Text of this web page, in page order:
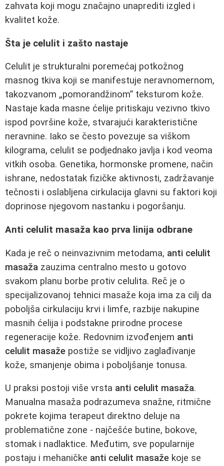
zahvata koji mogu značajno unaprediti izgled i
kvalitet kože.
Šta je celulit i zašto nastaje
Celulit je strukturalni poremećaj potkožnog
masnog tkiva koji se manifestuje neravnomernom,
takozvanom „pomorandžinom” teksturom kože.
Nastaje kada masne ćelije pritiskaju vezivno tkivo
ispod površine kože, stvarajući karakteristične
neravnine. Iako se često povezuje sa viškom
kilograma, celulit se podjednako javlja i kod veoma
vitkih osoba. Genetika, hormonske promene, način
ishrane, nedostatak fizičke aktivnosti, zadržavanje
tečnosti i oslabljena cirkulacija glavni su faktori koji
doprinose njegovom nastanku i pogoršanju.
Anti celulit masaža kao prva linija odbrane
Kada je reč o neinvazivnim metodama, anti celulit
masaža zauzima centralno mesto u gotovo
svakom planu borbe protiv celulita. Reč je o
specijalizovanoj tehnici masaže koja ima za cilj da
poboljša cirkulaciju krvi i limfe, razbije nakupine
masnih ćelija i podstakne prirodne procese
regeneracije kože. Redovnim izvođenjem anti
celulit masaže postiže se vidljivo zaglađivanje
kože, smanjenje obima i poboljšanje tonusa.
U praksi postoji više vrsta anti celulit masaža.
Manualna masaža podrazumeva snažne, ritmične
pokrete kojima terapeut direktno deluje na
problematične zone - najčešće butine, bokove,
stomak i nadlaktice. Međutim, sve popularnije
postaju i mehaničke anti celulit masaže koje se